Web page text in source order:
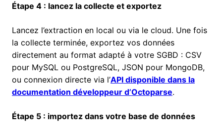
Étape 4 : lancez la collecte et exportez
Lancez l’extraction en local ou via le cloud. Une fois
la collecte terminée, exportez vos données
directement au format adapté à votre SGBD : CSV
pour MySQL ou PostgreSQL, JSON pour MongoDB,
ou connexion directe via l’API disponible dans la
documentation développeur d’Octoparse.
Étape 5 : importez dans votre base de données